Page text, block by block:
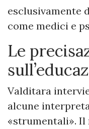
esclusivamente
come medici e
Le
Valditara
alcune
«strumentali». Il